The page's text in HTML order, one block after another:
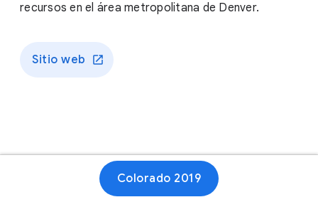
recursos en el área metropolitana de Denver.
Sitio web
Colorado 2019